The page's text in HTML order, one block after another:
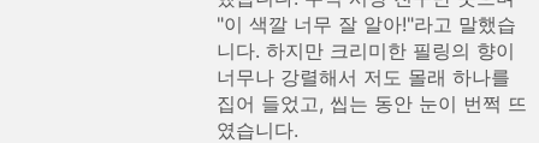
"이 색깔 너무 잘 알아!"라고 말했습
니다. 하지만 크리미한 필링의 향이
너무나 강렬해서 저도 몰래 하나를
집어 들었고, 씹는 동안 눈이 번쩍 뜨
였습니다.